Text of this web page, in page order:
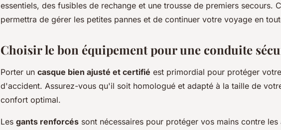
essentiels, des fusibles de rechange et une trousse de premiers secours.
permettra de gérer les petites pannes et de continuer votre voyage en
Choisir le bon équipement pour une conduite
Porter un casque bien ajusté et certifié est primordial pour protéger
d'accident. Assurez-vous qu'il soit homologué et adapté à la taille de
confort optimal.
Les gants renforcés sont nécessaires pour protéger vos mains contre les